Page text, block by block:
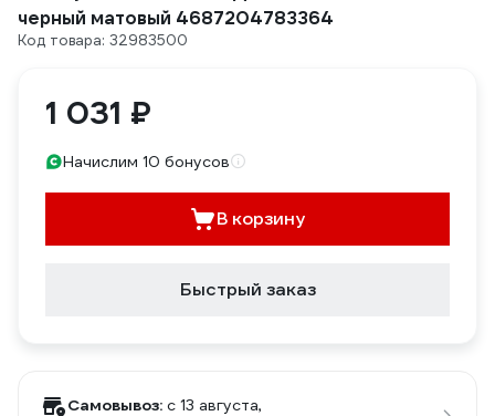
черный матовый 4687204783364
Код товара: 32983500
1 031 ₽
Начислим 10 бонусов
В корзину
Быстрый заказ
Самовывоз: c 13 августа,